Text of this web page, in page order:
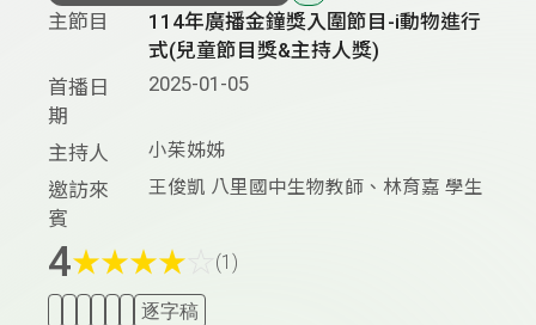
主節目
114年廣播金鐘獎入圍節目-i動物進行
式(兒童節目獎&主持人獎)
首播日
期
2025-01-05
主持人 小茱姊姊
邀訪來
賓
王俊凱 八里國中生物教師、林育嘉 學生
4★★★★ (1)
逐字稿